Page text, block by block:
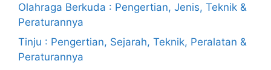
Olahraga Berkuda : Pengertian, Jenis, Teknik &
Peraturannya
Tinju : Pengertian, Sejarah, Teknik, Peralatan &
Peraturannya